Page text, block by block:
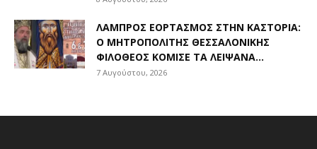
ΛΑΜΠΡΌΣ ΕΟΡΤΑΣΜΌΣ ΣΤΗΝ ΚΑΣΤΟΡΙΆ:
Ο ΜΗΤΡΟΠΟΛΊΤΗΣ ΘΕΣΣΑΛΟΝΊΚΗΣ
ΦΙΛΌΘΕΟΣ ΚΌΜΙΣΕ ΤΑ ΛΕΊΨΑΝΑ...
7 Αυγούστου, 2026